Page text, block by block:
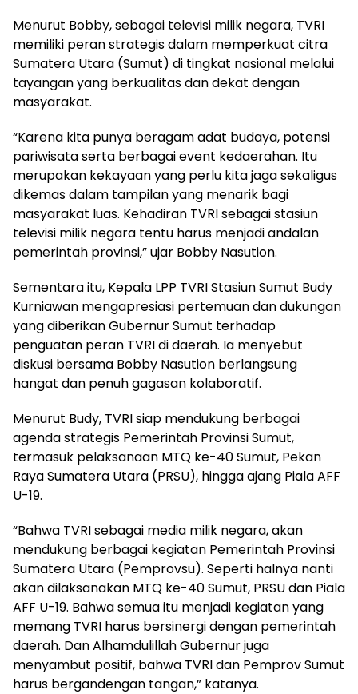
Menurut Bobby, sebagai televisi milik negara, TVRI
memiliki peran strategis dalam memperkuat citra
Sumatera Utara (Sumut) di tingkat nasional melalui
tayangan yang berkualitas dan dekat dengan
masyarakat.
“Karena kita punya beragam adat budaya, potensi
pariwisata serta berbagai event kedaerahan. Itu
merupakan kekayaan yang perlu kita jaga sekaligus
dikemas dalam tampilan yang menarik bagi
masyarakat luas. Kehadiran TVRI sebagai stasiun
televisi milik negara tentu harus menjadi andalan
pemerintah provinsi,” ujar Bobby Nasution.
Sementara itu, Kepala LPP TVRI Stasiun Sumut Budy
Kurniawan mengapresiasi pertemuan dan dukungan
yang diberikan Gubernur Sumut terhadap
penguatan peran TVRI di daerah. Ia menyebut
diskusi bersama Bobby Nasution berlangsung
hangat dan penuh gagasan kolaboratif.
Menurut Budy, TVRI siap mendukung berbagai
agenda strategis Pemerintah Provinsi Sumut,
termasuk pelaksanaan MTQ ke-40 Sumut, Pekan
Raya Sumatera Utara (PRSU), hingga ajang Piala AFF
U-19.
“Bahwa TVRI sebagai media milik negara, akan
mendukung berbagai kegiatan Pemerintah Provinsi
Sumatera Utara (Pemprovsu). Seperti halnya nanti
akan dilaksanakan MTQ ke-40 Sumut, PRSU dan Piala
AFF U-19. Bahwa semua itu menjadi kegiatan yang
memang TVRI harus bersinergi dengan pemerintah
daerah. Dan Alhamdulillah Gubernur juga
menyambut positif, bahwa TVRI dan Pemprov Sumut
harus bergandengan tangan,” katanya.